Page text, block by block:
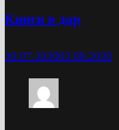
Книги в дар
30.07.202603.08.2026